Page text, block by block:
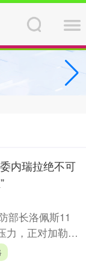
内瑞拉绝不可
部长洛佩斯11
力，正对加勒比
大挑战。当天